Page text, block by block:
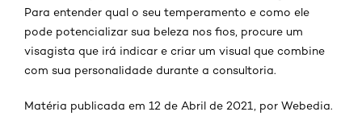
Para entender qual o seu temperamento e como ele
pode potencializar sua beleza nos fios, procure um
visagista que irá indicar e criar um visual que combine
com sua personalidade durante a consultoria.
Matéria publicada em 12 de Abril de 2021, por Webedia.